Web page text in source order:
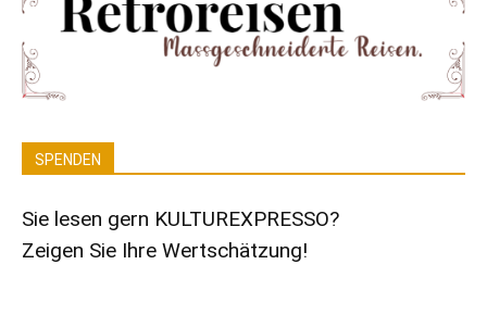
SPENDEN
Sie lesen gern KULTUREXPRESSO?
Zeigen Sie Ihre Wertschätzung!